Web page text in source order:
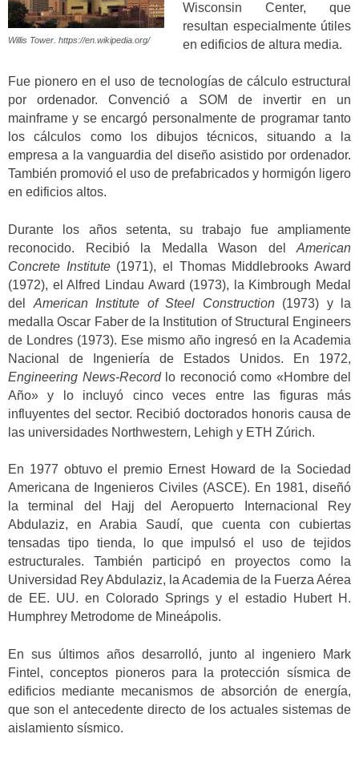
Willis Tower. https://en.wikipedia.org/
Wisconsin Center, que
resultan especialmente útiles
en edificios de altura media.
Fue pionero en el uso de tecnologías de cálculo estructural
por ordenador. Convenció a SOM de invertir en un
mainframe y se encargó personalmente de programar tanto
los cálculos como los dibujos técnicos, situando a la
empresa a la vanguardia del diseño asistido por ordenador.
También promovió el uso de prefabricados y hormigón ligero
en edificios altos.
Durante los años setenta, su trabajo fue ampliamente
reconocido. Recibió la Medalla Wason del American
Concrete Institute(1971), el Thomas Middlebrooks Award
(1972), el Alfred Lindau Award (1973), la Kimbrough Medal
del American Institute of Steel Construction(1973) y la
medalla Oscar Faber de la Institution of Structural Engineers
de Londres (1973). Ese mismo año ingresó en la Academia
Nacional de Ingeniería de Estados Unidos. En 1972,
Engineering News-Recordlo reconoció como «Hombre del
Año» y lo incluyó cinco veces entre las figuras más
influyentes del sector. Recibió doctorados honoris causa de
las universidades Northwestern, Lehigh y ETH Zúrich.
En 1977 obtuvo el premio Ernest Howard de la Sociedad
Americana de Ingenieros Civiles (ASCE). En 1981, diseñó
la terminal del Hajj del Aeropuerto Internacional Rey
Abdulaziz, en Arabia Saudí, que cuenta con cubiertas
tensadas tipo tienda, lo que impulsó el uso de tejidos
estructurales. También participó en proyectos como la
Universidad Rey Abdulaziz, la Academia de la Fuerza Aérea
de EE. UU. en Colorado Springs y el estadio Hubert H.
Humphrey Metrodome de Mineápolis.
En sus últimos años desarrolló, junto al ingeniero Mark
Fintel, conceptos pioneros para la protección sísmica de
edificios mediante mecanismos de absorción de energía,
que son el antecedente directo de los actuales sistemas de
aislamiento sísmico.